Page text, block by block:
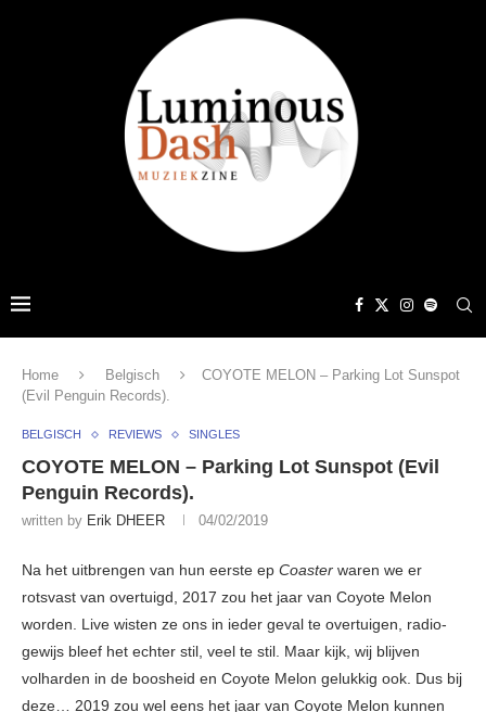
Home Belgisch
COYOTE MELON – Parking Lot Sunspot
(Evil Penguin Records) .
BELGISCH REVIEWS SINGLES
COYOTE MELON – Parking Lot Sunspot (Evil
Penguin Records) .
written by Erik DHEER 04/02/2019
Na het uitbrengen van hun eerste ep Coaster waren we er
rotsvast van overtuigd, 2017 zou het jaar van Coyote Melon
worden. Live wisten ze ons in ieder geval te overtuigen, radio-
gewijs bleef het echter stil, veel te stil. Maar kijk, wij blijven
volharden in de boosheid en Coyote Melon gelukkig ook. Dus bij
deze… 2019 zou wel eens het jaar van Coyote Melon kunnen